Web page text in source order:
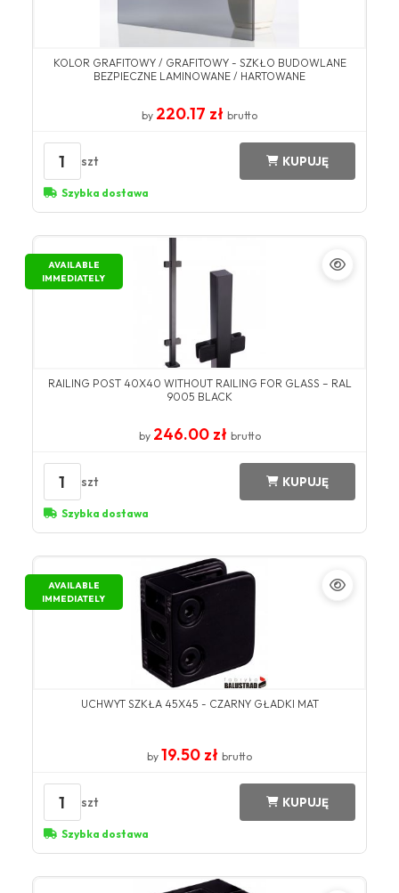
KOLOR GRAFITOWY / GRAFITOWY - SZKŁO BUDOWLANE
BEZPIECZNE LAMINOWANE / HARTOWANE
by 220.17 zł brutto
1 szt KUPUJĘ
Szybka dostawa
AVAILABLE
IMMEDIATELY
RAILING POST 40X40 WITHOUT RAILING FOR GLASS – RAL
9005 BLACK
by 246.00 zł brutto
1 szt KUPUJĘ
Szybka dostawa
AVAILABLE
IMMEDIATELY
UCHWYT SZKŁA 45X45 - CZARNY GŁADKI MAT
by 19.50 zł brutto
1 szt KUPUJĘ
Szybka dostawa